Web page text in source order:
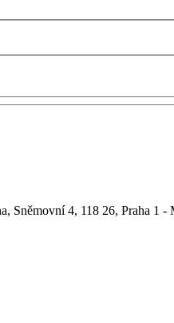
Sněmovní 4, 118 26, Praha 1 -